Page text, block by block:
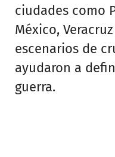
ciudades como
México,
escenarios de
ayudaron a
guerra.